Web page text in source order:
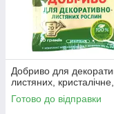
Добриво для
листяних,
Готово до відправки